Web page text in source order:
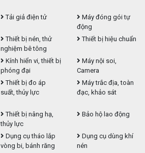
Tải giả điện tử
Máy đóng gói tự
động
Thiết bị nén, thử
nghiệm bê tông
Thiết bị hiệu chuẩn
Kính hiển vi, thiết bị
phóng đại
Máy nội soi,
Camera
Thiết bị đo áp
suất, thủy lực
Máy trắc địa, toàn
đạc, khảo sát
Thiết bị nâng hạ,
thủy lực
Bảo hộ lao động
Dụng cụ tháo lắp
vòng bi, bánh răng
Dụng cụ dùng khí
nén